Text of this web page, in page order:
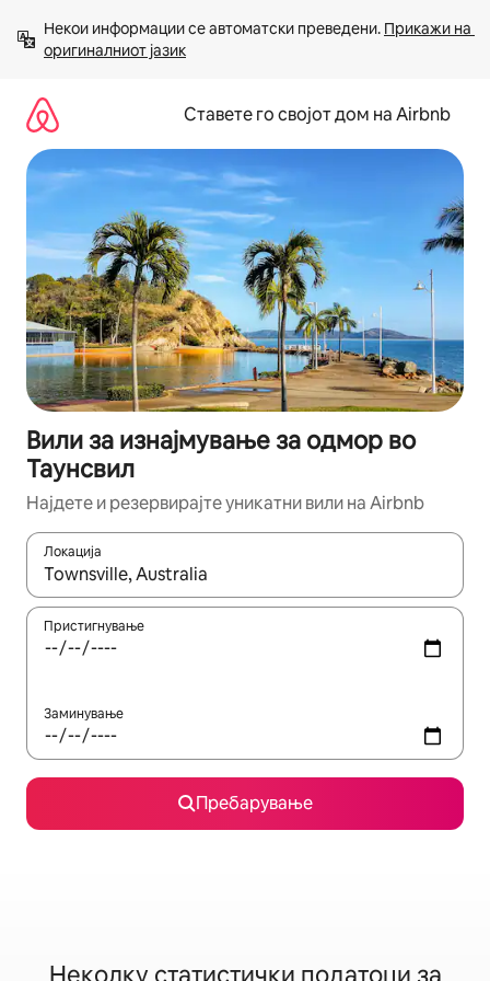
содржина
Некои информации се автоматски преведени. Прикажи на
оригиналниот јазик
Ставете го својот дом на Airbnb
Вили за изнајмување за одмор во
Таунсвил
Најдете и резервирајте уникатни вили на Airbnb
Локација
Кога резултатите се достапни, движете се со копчињата
Пристигнување
Заминување
Пребарување